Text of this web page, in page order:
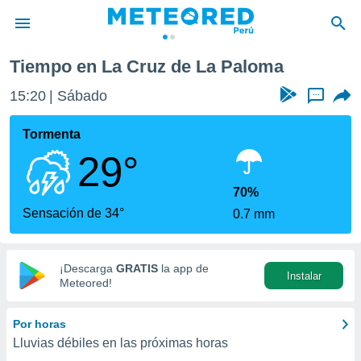
de
ha sido
para
que se
calidad.
a este
las
y
digital
basada
Tiempo en La Cruz de La Paloma
15:20 Sábado ...
Tormenta
29°
Sensación de 34°
70%
0.7 mm
¡Descarga GRATIS la app de
Meteored!
Instalar
Por horas
Lluvias débiles en las próximas horas